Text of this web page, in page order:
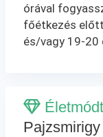
órával
főétkezés
és/vagy 19-20